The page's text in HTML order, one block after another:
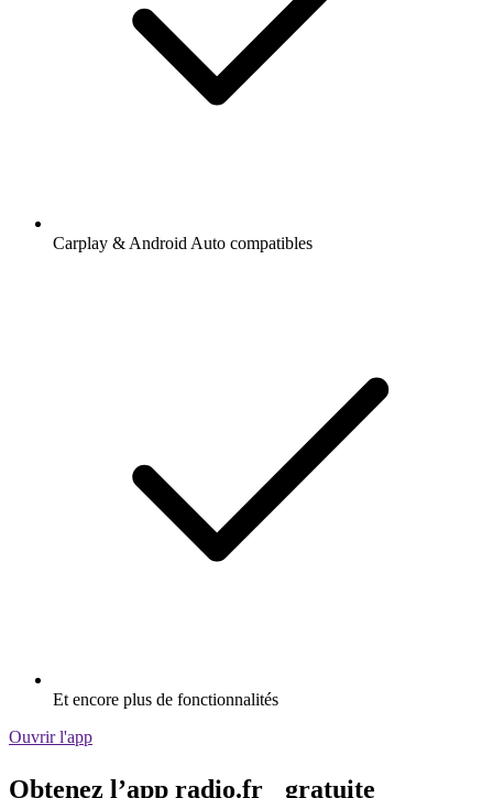
Carplay & Android Auto compatibles
Et encore plus de fonctionnalités
Ouvrir l'app
Obtenez l’app radio.fr gratuite